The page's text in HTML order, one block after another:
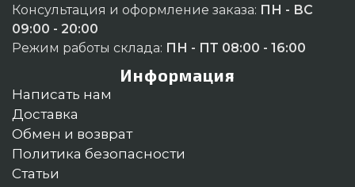
Консультация и оформление заказа: ПН - ВС
09:00 - 20:00
Режим работы склада: ПН - ПТ 08:00 - 16:00
Информация
Написать нам
Доставка
Обмен и возврат
Политика безопасности
Статьи